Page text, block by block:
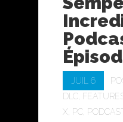
JUIL 6
DLC
X
PC